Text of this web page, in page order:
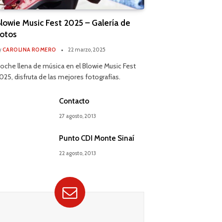
Music Fest 2025 – Galería de
CAROLINA ROMERO 22 marzo, 2025
llena de música en el Blowie Music Fest
disfruta de las mejores fotografías.
Contacto
27 agosto, 2013
Punto CDI Monte Sinaí
22 agosto, 2013